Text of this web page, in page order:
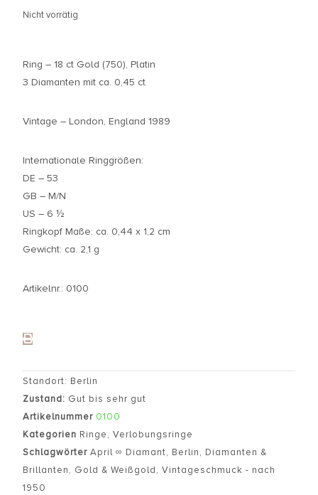
Nicht vorrätig
Ring – 18 ct Gold (750), Platin
3 Diamanten mit ca. 0,45 ct
Vintage – London, England 1989
Internationale Ringgrößen:
DE – 53
GB – M/N
US – 6 ½
Ringkopf Maße: ca. 0,44 x 1,2 cm
Gewicht: ca. 2,1 g
Artikelnr.: 0100
Standort: Berlin
Zustand: Gut bis sehr gut
Artikelnummer 0100
Kategorien Ringe, Verlobungsringe
Schlagwörter April ∞ Diamant, Berlin, Diamanten &
Brillanten, Gold & Weißgold, Vintageschmuck - nach
1950